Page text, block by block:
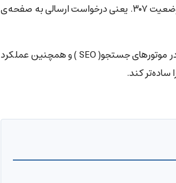
: تغییر مسیر دائمی و با نکته‌ی گفته شده در وضعیت ۳۰۷. یعنی درخواست ارسالی به صفحه‌ی
استفاده از وضعیت مناسب در هنگام تغییر مسیر می‌تواند در رتبه‌ی صفحات شما در موتورهای جستجو( SEO ) و همچنین عملکرد
ساده‌تر کند.